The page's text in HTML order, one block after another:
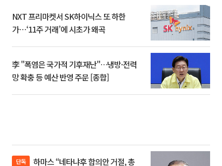
NXT 프리마켓서 SK하이닉스 또 하한
가⋯‘11주 거래’에 시초가 왜곡
李 "폭염은 국가적 기후재난"…냉방·전력
망 확충 등 예산 반영 주문 [종합]
단독